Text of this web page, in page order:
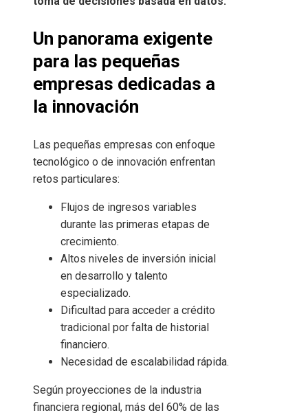
Un panorama exigente
para las pequeñas
empresas dedicadas a
la innovación
Las pequeñas empresas con enfoque
tecnológico o de innovación enfrentan
retos particulares:
Flujos de ingresos variables
durante las primeras etapas de
crecimiento.
Altos niveles de inversión inicial
en desarrollo y talento
especializado.
Dificultad para acceder a crédito
tradicional por falta de historial
financiero.
Necesidad de escalabilidad rápida.
Según proyecciones de la industria
financiera regional, más del 60% de las